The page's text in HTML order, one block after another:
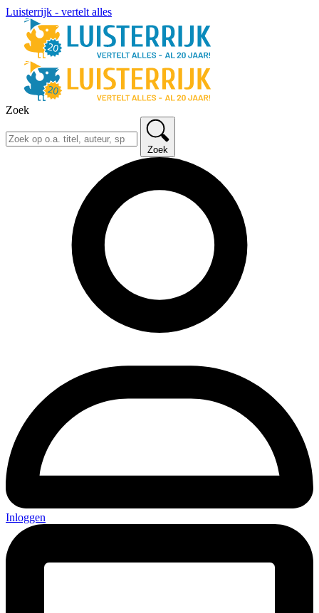
Luisterrijk - vertelt alles
Zoek
Zoek
Inloggen